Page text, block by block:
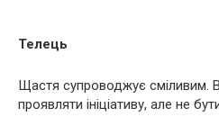
Телець
Щастя супроводжує сміливим.
проявляти ініціативу, але не